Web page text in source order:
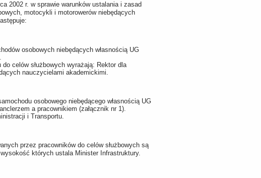
2002 r. w sprawie warunków ustalania i zasad
motocykli i motorowerów niebędących
osobowych niebędących własnością UG
celów służbowych wyrażają: Rektor dla
nauczycielami akademickimi.
osobowego niebędącego własnością UG
a pracownikiem (załącznik nr 1).
i Transportu.
przez pracowników do celów służbowych są
których ustala Minister Infrastruktury.